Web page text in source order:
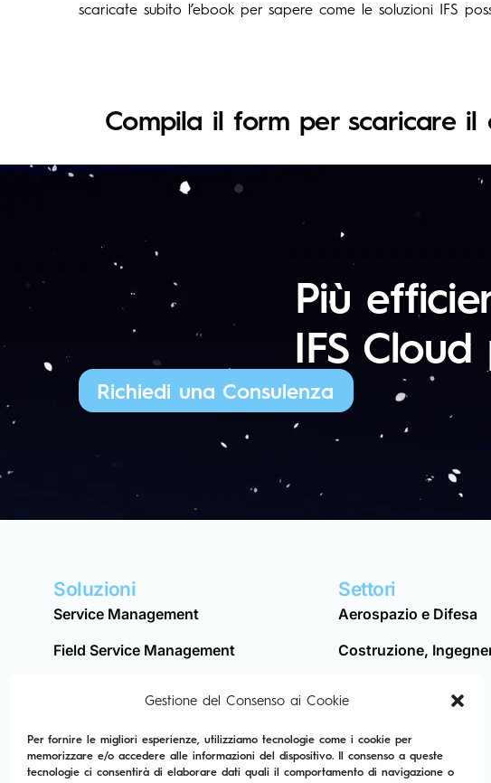
Gestione del Consenso ai Cookie
Per fornire le migliori esperienze, utilizziamo tecnologie come i cookie per
memorizzare e/o accedere alle informazioni del dispositivo. Il consenso a queste
tecnologie ci consentirà di elaborare dati quali il comportamento di navigazione o
scaricate subito l’ebook per sapere come le soluzioni IFS
Compila il form per scaricare il
Più
IFS
Richiedi una Consulenza
Soluzioni
Service Management
Field Service Management
Settori
Aerospazio e Difesa
Costruzione,
Service Industries